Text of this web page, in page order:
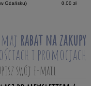
Gdańsku) 0,00 zł
rabat na zakupy
i promocjach